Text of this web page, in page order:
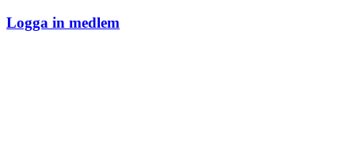
Logga in medlem